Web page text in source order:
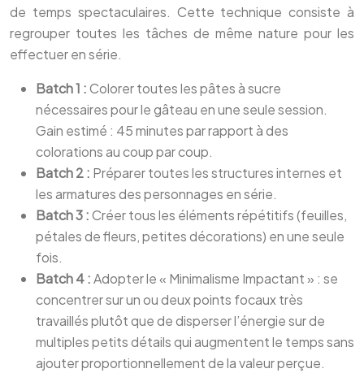
de temps spectaculaires. Cette technique consiste à
regrouper toutes les tâches de même nature pour les
effectuer en série.
Batch 1 :Colorer toutes les pâtes à sucre
nécessaires pour le gâteau en une seule session.
Gain estimé : 45 minutes par rapport à des
colorations au coup par coup.
Batch 2 : Préparer toutes les structures internes et
les armatures des personnages en série.
Batch 3 :Créer tous les éléments répétitifs (feuilles,
pétales de fleurs, petites décorations) en une seule
fois.
Batch 4 :Adopter le « Minimalisme Impactant » : se
concentrer sur un ou deux points focaux très
travaillés plutôt que de disperser l’énergie sur de
multiples petits détails qui augmentent le temps sans
ajouter proportionnellement de la valeur perçue.